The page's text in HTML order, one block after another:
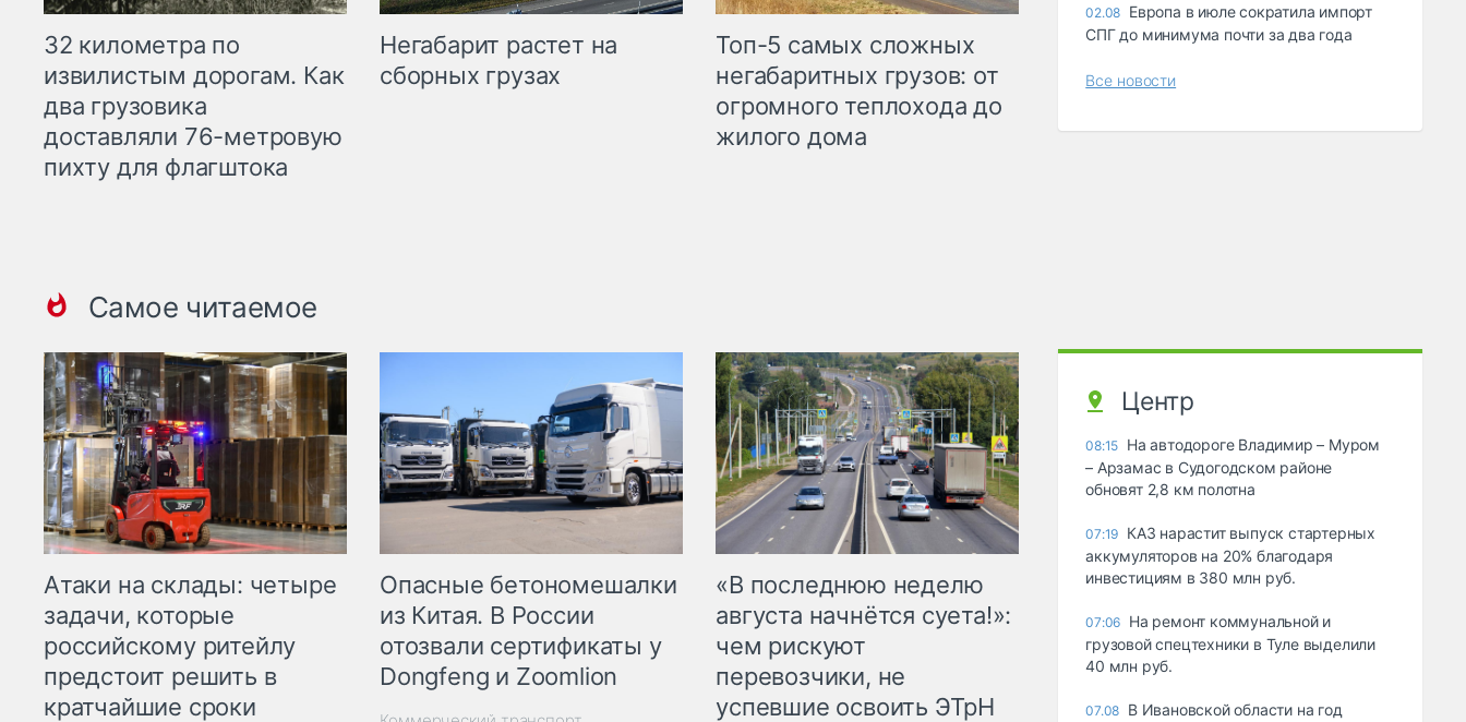
32 километра по
извилистым дорогам. Как
два грузовика
доставляли 76-метровую
пихту для флагштока
Негабарит растет на
сборных грузах
Топ-5 самых сложных
негабаритных грузов: от
огромного теплохода до
жилого дома
Самое читаемое
Атаки на склады: четыре
задачи, которые
российскому ритейлу
предстоит решить в
кратчайшие сроки
Опасные бетономешалки
из Китая. В России
отозвали сертификаты у
Dongfeng и Zoomlion
«В последнюю неделю
августа начнётся суета!»:
чем рискуют
перевозчики, не
успевшие освоить ЭТрН
02.08 Европа в июле сократила импорт
СПГ до минимума почти за два года
Все новости
Центр
08:15 На автодороге Владимир – Муром
– Арзамас в Судогодском районе
обновят 2,8 км полотна
07:19 КАЗ нарастит выпуск стартерных
аккумуляторов на 20% благодаря
инвестициям в 380 млн руб.
07:06 На ремонт коммунальной и
грузовой спецтехники в Туле выделили
40 млн руб.
07.08 В Ивановской области на год